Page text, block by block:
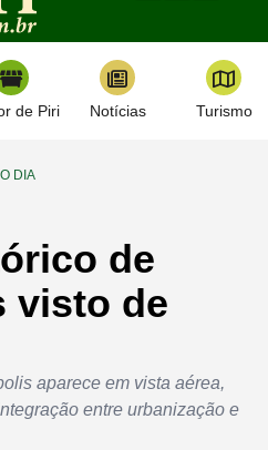
de Piri Notícias Turismo
DIA
de
visto de
aparece em vista aérea,
entre urbanização e